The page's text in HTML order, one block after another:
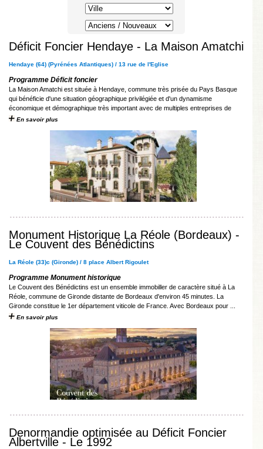
Déficit Foncier Hendaye - La Maison Amatchi
Hendaye (64) (Pyrénées Atlantiques) / 13 rue de l'Eglise
Programme Déficit foncier
La Maison Amatchi est située à Hendaye, commune très prisée du Pays Basque
qui bénéficie d'une situation géographique privilégiée et d'un dynamisme
économique et démographique très important avec de multiples entreprises de
renom installées sur ...
En savoir plus
Monument Historique La Réole (Bordeaux) -
Le Couvent des Bénédictins
La Réole (33)c (Gironde) / 8 place Albert Rigoulet
Programme Monument historique
Le Couvent des Bénédictins est un ensemble immobiller de caractère situé à La
Réole, commune de Gironde distante de Bordeaux d'environ 45 minutes. La
Gironde constitue le 1er département viticole de France. Avec Bordeaux pour ...
En savoir plus
Denormandie optimisée au Déficit Foncier
Albertville - Le 1992